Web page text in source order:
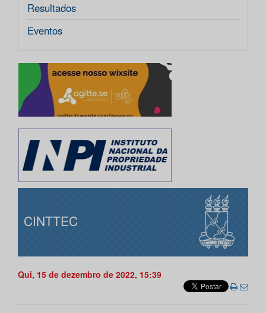
Resultados
Eventos
CINTTEC
Qui, 15 de dezembro de 2022, 15:39